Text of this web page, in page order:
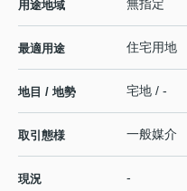
用途地域 無指定
最適用途 住宅用地
地目 / 地勢 宅地 / -
取引態様 一般媒介
現況 -